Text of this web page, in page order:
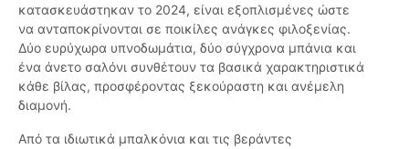
κατασκευάστηκαν το 2024, είναι εξοπλισμένες ώστε
να ανταποκρίνονται σε ποικίλες ανάγκες φιλοξενίας.
Δύο ευρύχωρα υπνοδωμάτια, δύο σύγχρονα μπάνια και
ένα άνετο σαλόνι συνθέτουν τα βασικά χαρακτηριστικά
κάθε βίλας, προσφέροντας ξεκούραστη και ανέμελη
διαμονή.
Από τα ιδιωτικά μπαλκόνια και τις βεράντες